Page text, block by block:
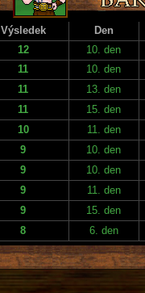
Výsledek Den
12 10. den
11 10. den
11 13. den
11 15. den
10 11. den
9 10. den
9 10. den
9 11. den
9 15. den
8 6. den